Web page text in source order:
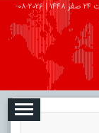
|
2026-08-
درباره ما ارتباط با ما